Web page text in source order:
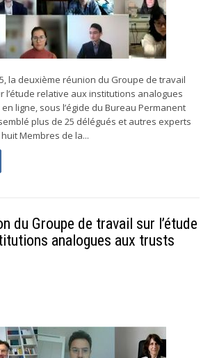
la deuxième réunion du Groupe de travail
l’étude relative aux institutions analogues
ligne, sous l’égide du Bureau Permanent
plus de 25 délégués et autres experts
Membres de la...
du Groupe de travail sur l’étude
analogues aux trusts